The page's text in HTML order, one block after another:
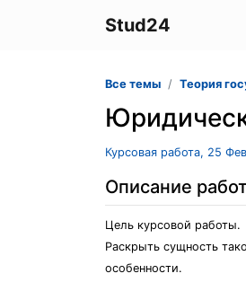
Stud24
Все темы Теория
Курсовая работа, 25
Описание
Цель курсовой работы.
Раскрыть сущность
особенности.